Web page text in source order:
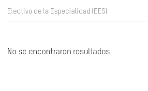
Electivo de la Especialidad (EES)
No se encontraron resultados